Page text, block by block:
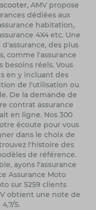
, AMV propose
dédiées aux
habitation,
4X4 etc. Une
des plus
comme l'assurance
besoins réels. Vous
en y incluant des
de l'utilisation ou
De la demande de
contrat assurance
en ligne. Nos 300
écoute pour vous
dans le choix de
l'histoire des
de référence.
ayons l'assurance
Assurance Moto
sur 5259 clients
obtient une note de
5.